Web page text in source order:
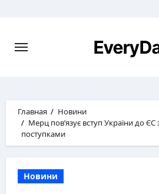
Главная
Новини
Мерц пов’язує вступ України до
поступками
Новини